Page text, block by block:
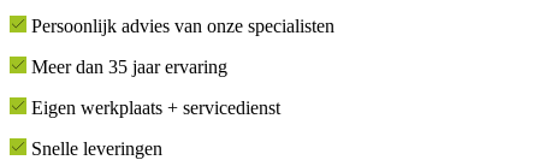
Persoonlijk advies van onze specialisten
Meer dan 35 jaar ervaring
Eigen werkplaats + servicedienst
Snelle leveringen